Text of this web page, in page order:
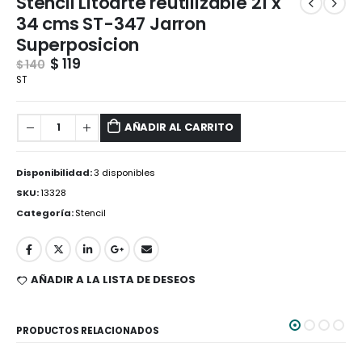
34 cms ST-347 Jarron
Superposicion
$140 $ 119
ST
AÑADIR AL CARRITO
Disponibilidad:3 disponibles
SKU:13328
Categoría:Stencil
AÑADIR A LA LISTA DE DESEOS
PRODUCTOS RELACIONADOS